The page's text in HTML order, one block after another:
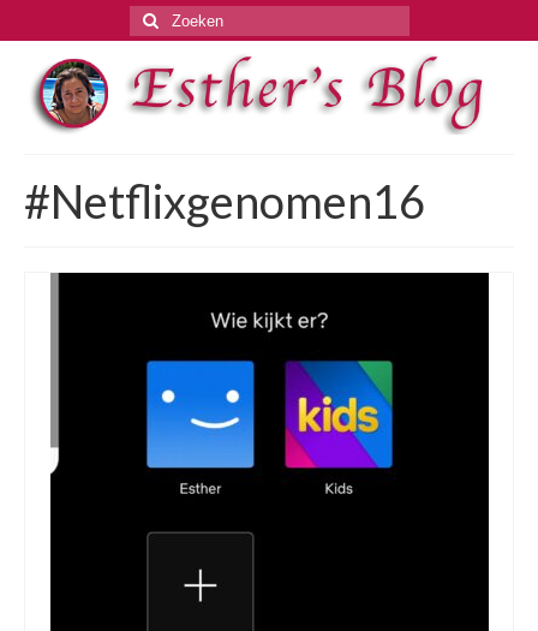
Zoeken
naar:
#Netflixgenomen16